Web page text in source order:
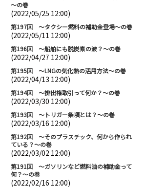
～の巻
(2022/05/25 12:00)
第197回 ～タクシー燃料の補助金登場～の巻
(2022/05/11 12:00)
第196回 ～船舶にも脱炭素の波？～の巻
(2022/04/27 12:00)
第195回 ～LNGの気化熱の活用方法～の巻
(2022/04/13 12:00)
第194回 ～排出権取引って何か？～の巻
(2022/03/30 12:00)
第193回 ～トリガー条項とは？～の巻
(2022/03/16 12:00)
第192回 ～そのプラスチック、何から作られ
ている？～の巻
(2022/03/02 12:00)
第191回 ～ガソリンなど燃料油の補助金って
何？～の巻
(2022/02/16 12:00)